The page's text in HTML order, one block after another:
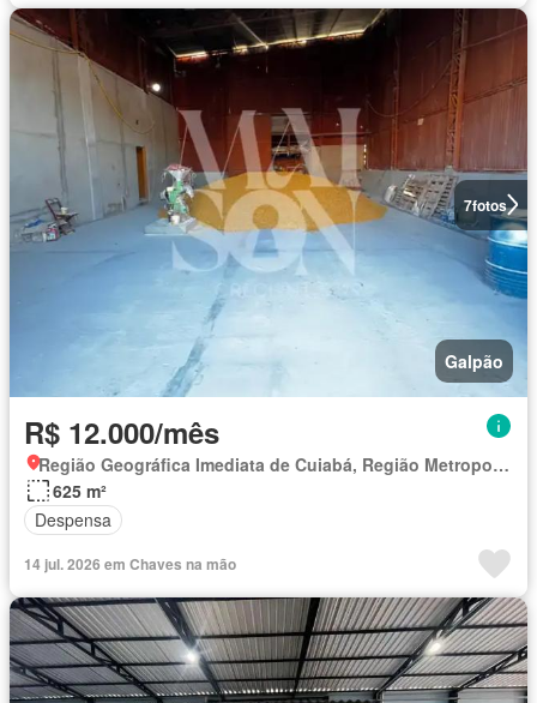
7fotos
Galpão
R$ 12.000/mês
Região Geográfica Imediata de Cuiabá, Região Metropolitana do Vale do Rio Cuiabá
625 m²
Despensa
14 jul. 2026 em Chaves na mão